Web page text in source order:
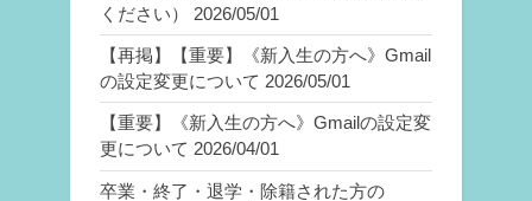
ください）
2026/05/01
【再掲】【重要】《新入生の方へ》Gmail
の設定変更について 2026/05/01
【重要】《新入生の方へ》Gmailの設定変
更について 2026/04/01
卒業・終了・退学・除籍された方の